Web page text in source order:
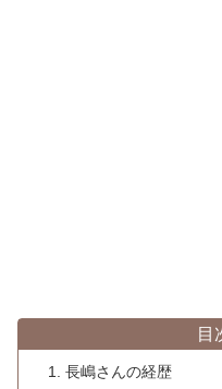
目
長嶋さんの経歴